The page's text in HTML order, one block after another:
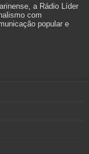
a Rádio Líder
com
popular e